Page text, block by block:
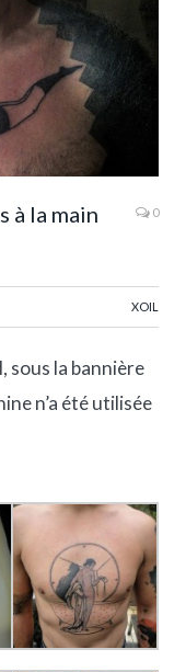
à la main
0
XOIL
sous la bannière
n’a été utilisée